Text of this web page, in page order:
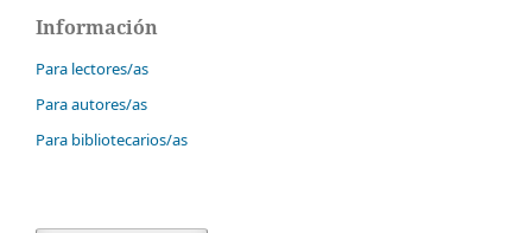
Información
Para lectores/as
Para autores/as
Para bibliotecarios/as